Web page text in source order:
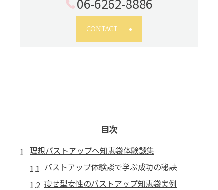
CONTACT
目次
理想バストアップへ知恵袋体験談集
バストアップ体験談で学ぶ成功の秘訣
痩せ型女性のバストアップ知恵袋実例